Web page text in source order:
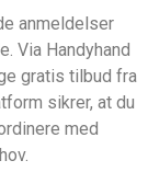
anmeldelser
Via Handyhand
gratis tilbud fra
sikrer, at du
med